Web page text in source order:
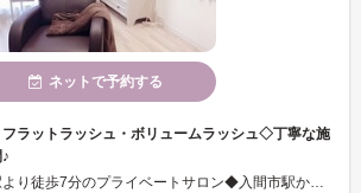
ネットで予約する
フラットラッシュ・ボリュームラッシュ◇丁寧な施
狭山市・稲荷山公園駅より徒歩7分のプライベートサロン◆入間市駅から車でも◎21時まで営業しているので、お仕事でお帰りが遅い方にも便利！時間外もご相談下さい！プライベート空間で、リラックスしてマツエクの施術が受けられます◇フラットフラッシュ／ミンク／ボリュームラッシュ等、豊富な種類と丁寧な施術でお客様にぴったりの目元にお仕上げします♪